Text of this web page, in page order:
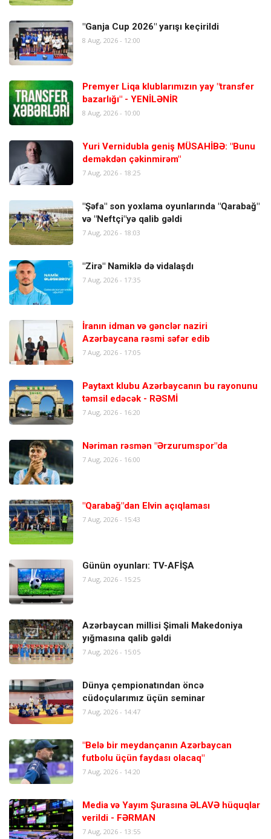
"Ganja Cup 2026" yarışı keçirildi
8 Aug, 2026 - 12:00
Premyer Liqa klublarımızın yay "transfer
bazarlığı" - YENİLƏNİR
8 Aug, 2026 - 10:00
Yuri Vernidubla geniş MÜSAHİBƏ: "Bunu
deməkdən çəkinmirəm"
7 Aug, 2026 - 18:25
"Şəfa" son yoxlama oyunlarında "Qarabağ"
və "Neftçi"yə qalib gəldi
7 Aug, 2026 - 18:03
"Zirə" Namiklə də vidalaşdı
7 Aug, 2026 - 17:35
İranın idman və gənclər naziri
Azərbaycana rəsmi səfər edib
7 Aug, 2026 - 17:05
Paytaxt klubu Azərbaycanın bu rayonunu
təmsil edəcək - RƏSMİ
7 Aug, 2026 - 16:20
Nəriman rəsmən "Ərzurumspor"da
7 Aug, 2026 - 16:00
"Qarabağ"dan Elvin açıqlaması
7 Aug, 2026 - 15:43
Günün oyunları: TV-AFİŞA
7 Aug, 2026 - 15:25
Azərbaycan millisi Şimali Makedoniya
yığmasına qalib gəldi
7 Aug, 2026 - 15:05
Dünya çempionatından öncə
cüdoçularımız üçün seminar
7 Aug, 2026 - 14:47
"Belə bir meydançanın Azərbaycan
futbolu üçün faydası olacaq"
7 Aug, 2026 - 14:20
Media və Yayım Şurasına ƏLAVƏ hüquqlar
verildi - FƏRMAN
7 Aug, 2026 - 13:55